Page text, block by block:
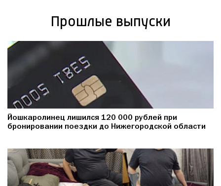
Прошлые выпуски
Йошкаролинец лишился 120 000 рублей при
бронировании поездки до Нижегородской области